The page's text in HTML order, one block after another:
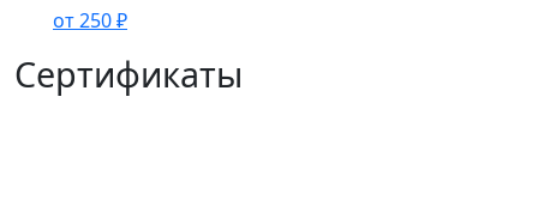
от250₽
Сертификаты